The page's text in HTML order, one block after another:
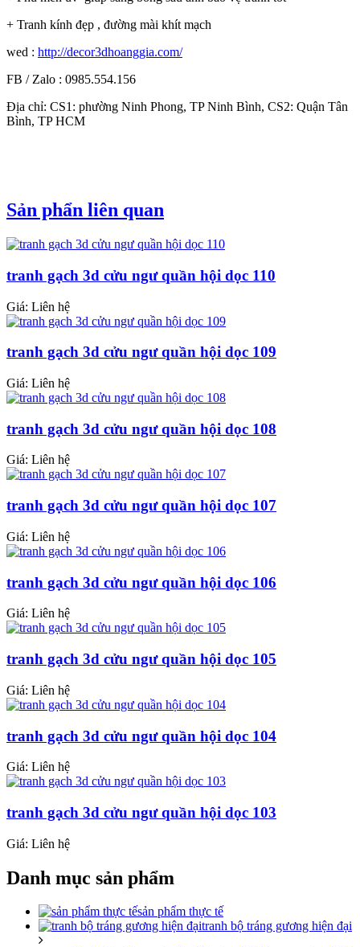
+ Tranh kính đẹp , đường mài khít mạch
wed : http://decor3dhoanggia.com/
FB / Zalo : 0985.554.156
Địa chỉ: CS1: phường Ninh Phong, TP Ninh Bình, CS2: Quận Tân
Bình, TP HCM
Sản phẩn liên quan
tranh gạch 3d cửu ngư quần hội dọc 110
Giá: Liên hệ
tranh gạch 3d cửu ngư quần hội dọc 109
Giá: Liên hệ
tranh gạch 3d cửu ngư quần hội dọc 108
Giá: Liên hệ
tranh gạch 3d cửu ngư quần hội dọc 107
Giá: Liên hệ
tranh gạch 3d cửu ngư quần hội dọc 106
Giá: Liên hệ
tranh gạch 3d cửu ngư quần hội dọc 105
Giá: Liên hệ
tranh gạch 3d cửu ngư quần hội dọc 104
Giá: Liên hệ
tranh gạch 3d cửu ngư quần hội dọc 103
Giá: Liên hệ
Danh mục sản phẩm
sản phẩm thực tế
tranh bộ tráng gương hiện đại